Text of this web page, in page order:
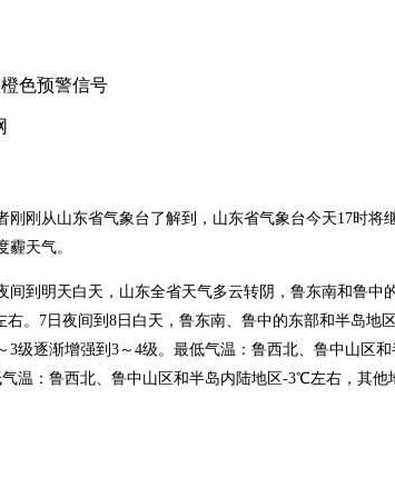
色预警信号
刚刚从山东省气象台了解到，山东省气象台今天17时将
天气。
间到明天白天，山东全省天气多云转阴，鲁东南和鲁
右。 7 日夜间到 8 日白天，鲁东南、鲁中的东部和半岛地
3级逐渐增强到 3 ～ 4级。最低气温：鲁西北、鲁中山区和
温：鲁西北、鲁中山区和半岛内陆地区-3℃左右，其他